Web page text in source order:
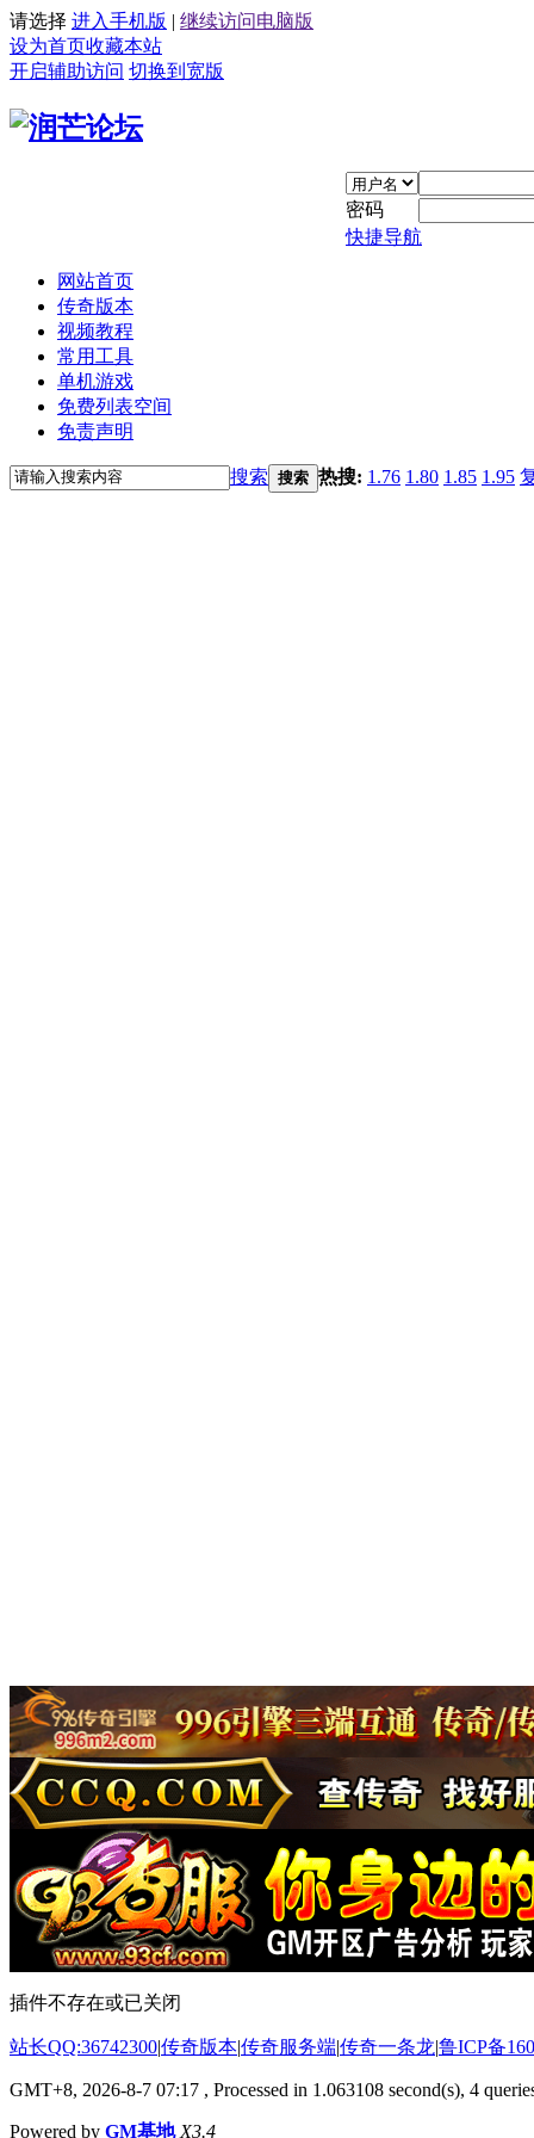
请选择 进入手机版 | 继续访问电脑版
设为首页收藏本站
开启辅助访问 切换到宽版
密码
快捷导航
网站首页
传奇版本
视频教程
常用工具
单机游戏
免费列表空间
免责声明
搜索 搜索 热搜: 1.76 1.80 1.85 1.95
插件不存在或已关闭
站长QQ:36742300|传奇版本|传奇服务端|传奇一条龙|鲁ICP备
GMT+8, 2026-8-7 07:17 , Processed in 1.063108 second(s), 4
Powered by GM基地 X3.4